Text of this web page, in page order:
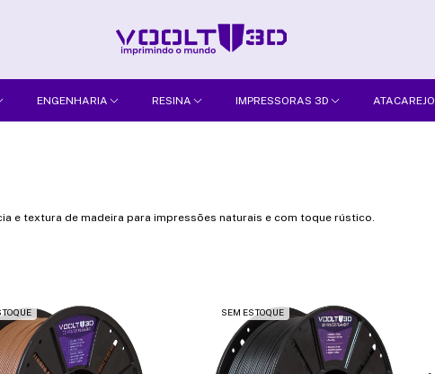
ENGENHARIA RESINA IMPRESSORAS 3D ATACAREJO
e textura de madeira para impressões naturais e com toque rústico.
SEM ESTOQUE